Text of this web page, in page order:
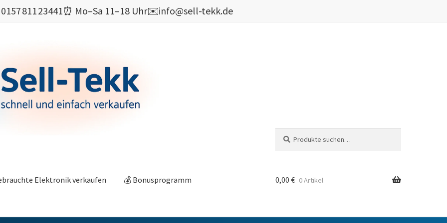
0157 811 23441⏰ Mo–Sa 11–18 Uhr✉️info@sell-tekk.de
nach:
Elektronik verkaufen 💰 Bonusprogramm 0,00 € 0 Artikel